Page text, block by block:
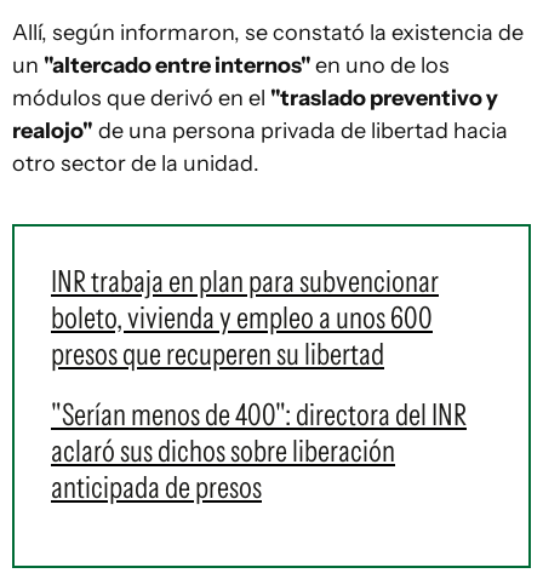
Allí, según informaron, se constató la existencia de
un "altercado entre internos"en uno de los
módulos que derivó en el "traslado preventivo y
realojo" de una persona privada de libertad hacia
otro sector de la unidad.
INR trabaja en plan para subvencionar
boleto, vivienda y empleo a unos 600
presos que recuperen su libertad
"Serían menos de 400": directora del INR
aclaró sus dichos sobre liberación
anticipada de presos